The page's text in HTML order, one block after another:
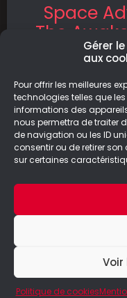
Gérer
aux
Pour offrir les meilleures
technologies telles que
informations des
nous permettra de traiter
de navigation ou les ID
consentir ou de retirer
sur certaines
Voir
Politique de cookies
Space
The
Space
offrira aux
l’opportunité
© Le Geek